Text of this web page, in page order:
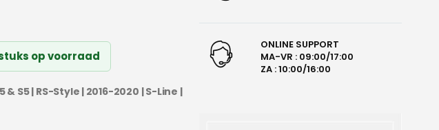
op voorraad
S5 | RS-Style | 2016-2020 | S-Line |
ONLINE SUPPORT
MA-VR : 09:00/17:00
ZA : 10:00/16:00